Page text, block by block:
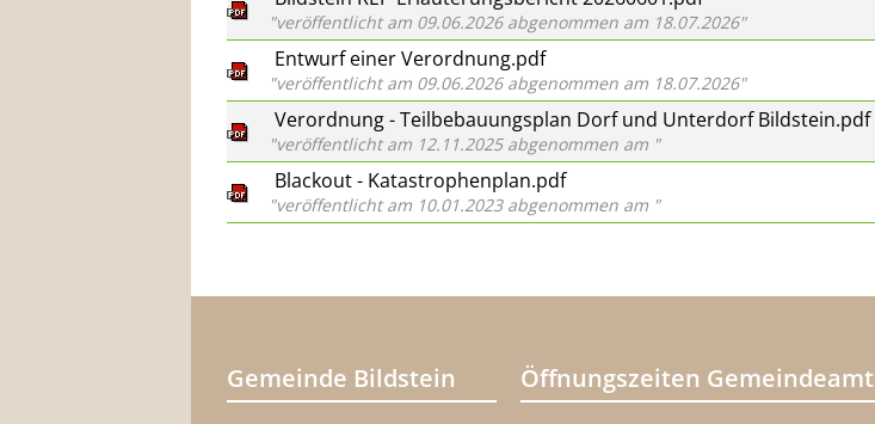
"veröffentlicht am 09.06.2026 abgenommen am 18.07.2026"
Entwurf einer Verordnung.pdf
"veröffentlicht am 09.06.2026 abgenommen am 18.07.2026"
Verordnung - Teilbebauungsplan Dorf und Unterdorf Bildstein.pdf
"veröffentlicht am 12.11.2025 abgenommen am "
Blackout - Katastrophenplan.pdf
"veröffentlicht am 10.01.2023 abgenommen am "
Gemeinde Bildstein Öffnungszeiten Gemeindeamt